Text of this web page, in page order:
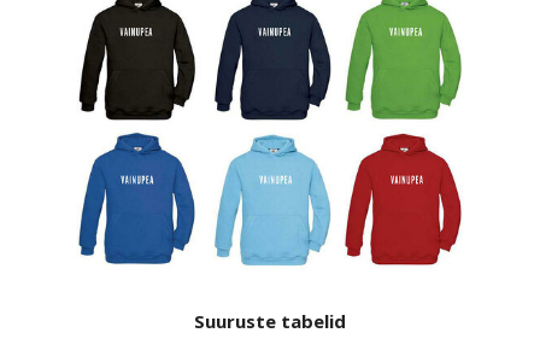
Suuruste tabelid